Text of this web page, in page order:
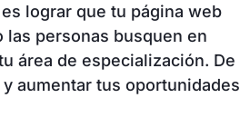
lograr que tu página web
las personas busquen en
área de especialización. De
aumentar tus oportunidades